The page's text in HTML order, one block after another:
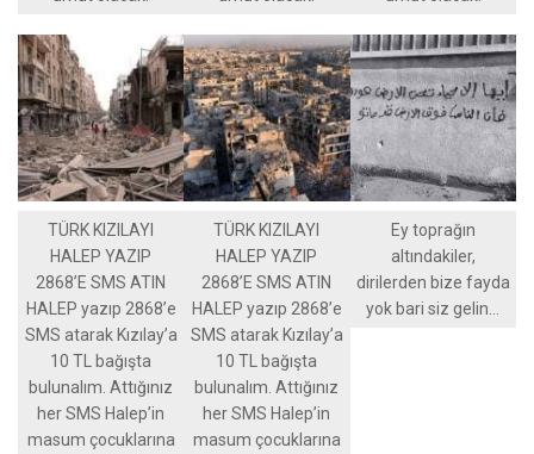
TÜRK KIZILAYI
HALEP YAZIP
2868’E SMS ATIN
HALEP yazıp 2868’e
SMS atarak Kızılay’a
10 TL bağışta
bulunalım. Attığınız
her SMS Halep’in
masum çocuklarına
TÜRK KIZILAYI
HALEP YAZIP
2868’E SMS ATIN
HALEP yazıp 2868’e
SMS atarak Kızılay’a
10 TL bağışta
bulunalım. Attığınız
her SMS Halep’in
masum çocuklarına
Ey toprağın
altındakiler,
dirilerden bize fayda
yok bari siz gelin…